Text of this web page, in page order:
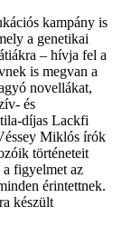
kampány is
a genetikai
– hívja fel a
is megvan a
novellákat,
és
díjas Lackfi
Miklós írók
történeteit
figyelmet az
érintettnek.
készült